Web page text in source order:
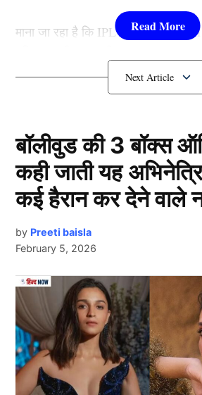
माना जा रहा है कि IPL 2025 में खेल रहे
लेकर कयास लगाए जा रहे हैं।
भारत बनाम दक्षिण अफ्रीका (IND vs SA)
टी-20 सीरीज के लिए सबसे चर्चित नामों में
वैभव सूर्यवंशीहैं। नवंबर 2023 में, वैभव
मुलापाडु में हुए अंडर-19 सीरीज के लिए
Next
बॉलीवुड की 3 बॉक्स
कही जाती यह
कई हैरान कर देने वाले
by Preeti baisla
February 5, 2026